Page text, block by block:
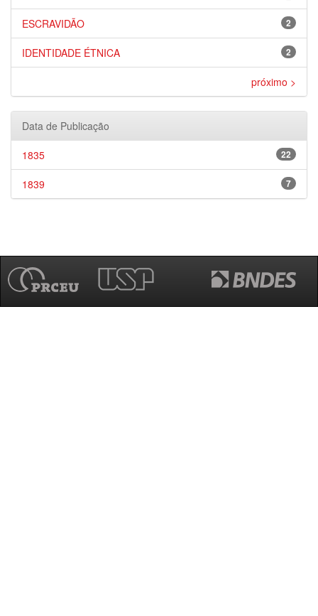
2
ESCRAVIDÃO
2
IDENTIDADE ÉTNICA
próximo >
Data de Publicação
22
1835
7
1839